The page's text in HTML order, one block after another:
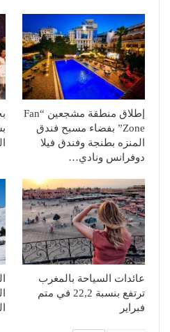
إطلاق منطقة مشجعين “Fan
Zone” بفضاء مسبح فندق
المنزه بطنجة وفندق فيلا
دوفرانس ونادي…
عائدات السياحة بالمغرب
ترتفع بنسبة 22,2 في متم
فبراير